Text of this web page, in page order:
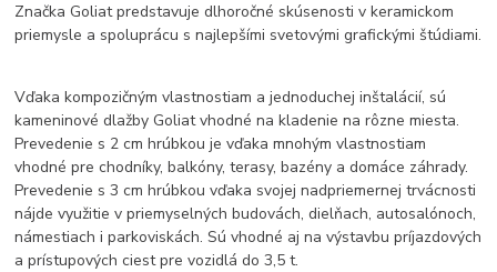
Značka Goliat predstavuje dlhoročné skúsenosti v keramickom
priemysle a spoluprácu s najlepšími svetovými grafickými štúdiami.
Vďaka kompozičným vlastnostiam a jednoduchej inštalácií, sú
kameninové dlažby Goliat vhodné na kladenie na rôzne miesta.
Prevedenie s 2 cm hrúbkou je vďaka mnohým vlastnostiam
vhodné pre chodníky, balkóny, terasy, bazény a domáce záhrady.
Prevedenie s 3 cm hrúbkou vďaka svojej nadpriemernej trvácnosti
nájde využitie v priemyselných budovách, dielňach, autosalónoch,
námestiach i parkoviskách. Sú vhodné aj na výstavbu príjazdových
a prístupových ciest pre vozidlá do 3,5 t.